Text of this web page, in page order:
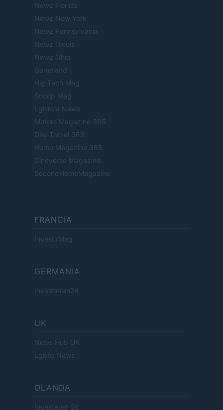
Newz Florida
Newz New York
Newz Pennsylvania
Newz Illinois
Newz Ohio
Gameland
Hig Tech Mag
Scoop Mag
Lgbtqia News
Motors Magazine 365
Day Travel 365
Home Magazine 365
Cineverse Magazine
SecondHomeMagazine
FRANCIA
InvestirMag
GERMANIA
Investieren24
UK
News Hub UK
Lgbtq News
OLANDA
Investeren 24